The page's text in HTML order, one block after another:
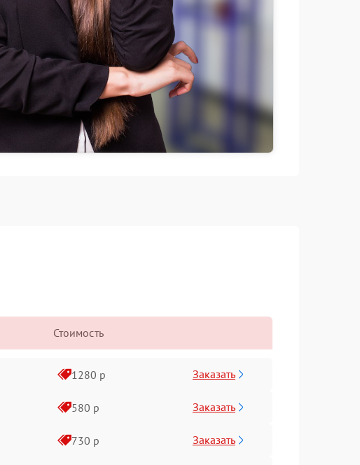
Стоимость
1280 р Заказать
580 р Заказать
730 р Заказать